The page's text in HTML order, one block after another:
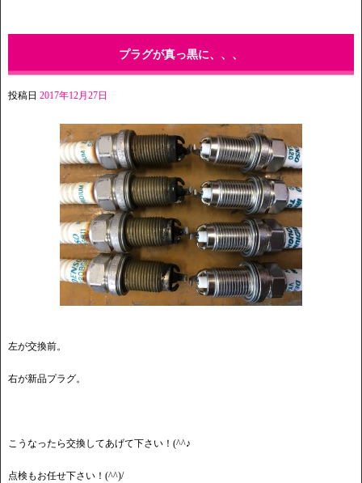
プラグが真っ黒に、、、
投稿日 2017年12月27日
左が交換前。
右が新品プラグ。
こうなったら交換してあげて下さい！(^^♪
点検もお任せ下さい！(^^)/